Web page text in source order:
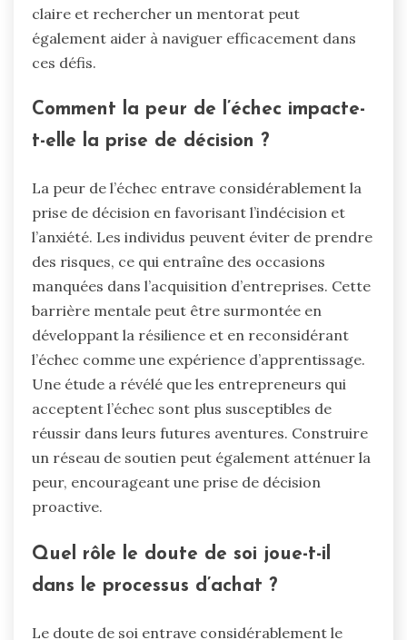
claire et rechercher un mentorat peut
également aider à naviguer efficacement dans
ces défis.
Comment la peur de l’échec impacte-
t-elle la prise de décision ?
La peur de l’échec entrave considérablement la
prise de décision en favorisant l’indécision et
l’anxiété. Les individus peuvent éviter de prendre
des risques, ce qui entraîne des occasions
manquées dans l’acquisition d’entreprises. Cette
barrière mentale peut être surmontée en
développant la résilience et en reconsidérant
l’échec comme une expérience d’apprentissage.
Une étude a révélé que les entrepreneurs qui
acceptent l’échec sont plus susceptibles de
réussir dans leurs futures aventures. Construire
un réseau de soutien peut également atténuer la
peur, encourageant une prise de décision
proactive.
Quel rôle le doute de soi joue-t-il
dans le processus d’achat ?
Le doute de soi entrave considérablement le